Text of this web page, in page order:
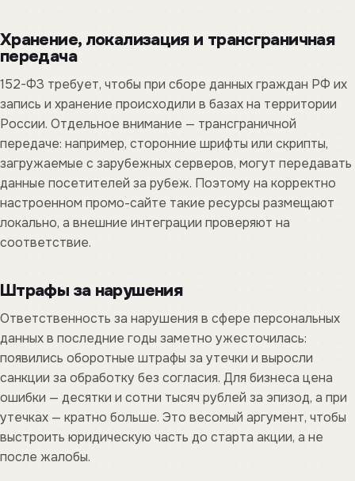
Хранение, локализация и трансграничная
передача
152-ФЗ требует, чтобы при сборе данных граждан РФ их
запись и хранение происходили в базах на территории
России. Отдельное внимание — трансграничной
передаче: например, сторонние шрифты или скрипты,
загружаемые с зарубежных серверов, могут передавать
данные посетителей за рубеж. Поэтому на корректно
настроенном промо-сайте такие ресурсы размещают
локально, а внешние интеграции проверяют на
соответствие.
Штрафы за нарушения
Ответственность за нарушения в сфере персональных
данных в последние годы заметно ужесточилась:
появились оборотные штрафы за утечки и выросли
санкции за обработку без согласия. Для бизнеса цена
ошибки — десятки и сотни тысяч рублей за эпизод, а при
утечках — кратно больше. Это весомый аргумент, чтобы
выстроить юридическую часть до старта акции, а не
после жалобы.